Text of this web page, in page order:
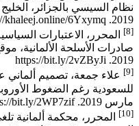
2019.
khaleej.online/6Yxymq
[8]
المحرر، الاعتبارات
2019.
https://bit.ly/2vZByJi
[9] علاء جمعة، تصميم ألماني
مارس 2019.
bit.ly/2WP7zif
[10]
المحرر، محكمة ألمانية